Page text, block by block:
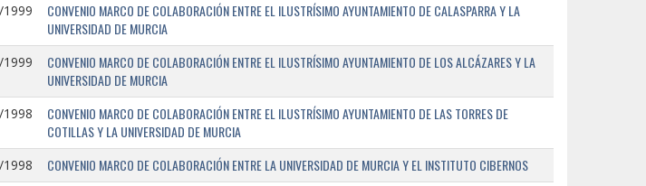
CONVENIO MARCO DE COLABORACIÓN ENTRE EL ILUSTRÍSIMO AYUNTAMIENTO DE CALASPARRA Y LA
UNIVERSIDAD DE MURCIA
CONVENIO MARCO DE COLABORACIÓN ENTRE EL ILUSTRÍSIMO AYUNTAMIENTO DE LOS ALCÁZARES Y LA
UNIVERSIDAD DE MURCIA
CONVENIO MARCO DE COLABORACIÓN ENTRE EL ILUSTRÍSIMO AYUNTAMIENTO DE LAS TORRES DE
COTILLAS Y LA UNIVERSIDAD DE MURCIA
CONVENIO MARCO DE COLABORACIÓN ENTRE LA UNIVERSIDAD DE MURCIA Y EL INSTITUTO CIBERNOS